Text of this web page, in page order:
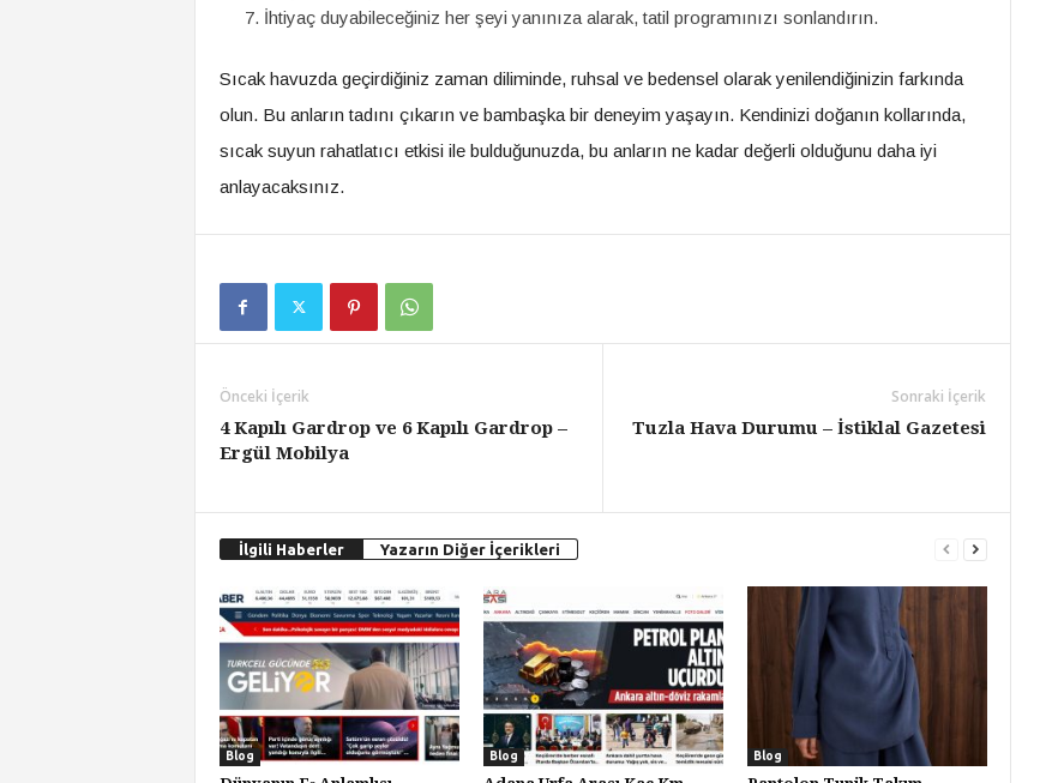
İhtiyaç duyabileceğiniz her şeyi yanınıza alarak, tatil programınızı sonlandırın.
Sıcak havuzda geçirdiğiniz zaman diliminde, ruhsal ve bedensel olarak yenilendiğinizin farkında
olun. Bu anların tadını çıkarın ve bambaşka bir deneyim yaşayın. Kendinizi doğanın kollarında,
sıcak suyun rahatlatıcı etkisi ile bulduğunuzda, bu anların ne kadar değerli olduğunu daha iyi
anlayacaksınız.
Önceki İçerik
4 Kapılı Gardrop ve 6 Kapılı Gardrop –
Ergül Mobilya
Sonraki İçerik
Tuzla Hava Durumu – İstiklal Gazetesi
İlgili Haberler Yazarın Diğer İçerikleri
Blog Blog Blog